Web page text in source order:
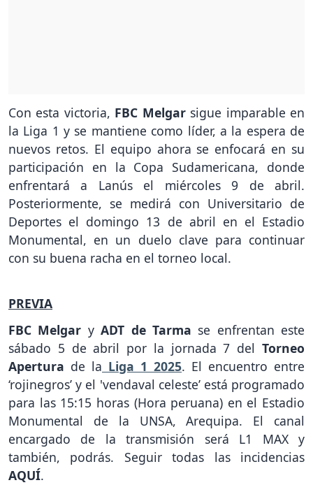
Con esta victoria, FBC Melgarsigue imparable en
la Liga 1 y se mantiene como líder, a la espera de
nuevos retos. El equipo ahora se enfocará en su
participación en la Copa Sudamericana, donde
enfrentará a Lanús el miércoles 9 de abril.
Posteriormente, se medirá con Universitario de
Deportes el domingo 13 de abril en el Estadio
Monumental, en un duelo clave para continuar
con su buena racha en el torneo local.
PREVIA
FBC Melgar yADT de Tarma se enfrentan este
sábado 5 de abril por la jornada 7 del Torneo
Apertura de la Liga 1 2025. El encuentro entre
‘rojinegros’ y el 'vendaval celeste’ está programado
para las 15:15 horas (Hora peruana) en el Estadio
Monumental de la UNSA, Arequipa. El canal
encargado de la transmisión será L1 MAX y
también, podrás. Seguir todas las incidencias
AQUÍ.